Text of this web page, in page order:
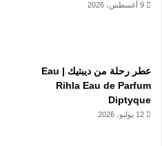
9 أغسطس، 2026
عطر رحلة من ديبتيك | Eau
Rihla Eau de Parfum
Diptyque
12 يوليو، 2026